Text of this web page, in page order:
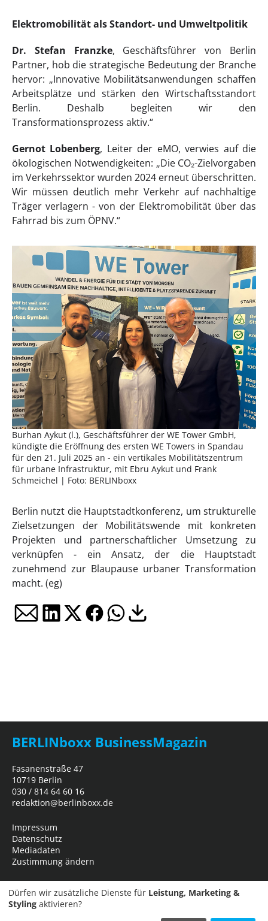
Elektromobilität als Standort- und Umweltpolitik
Dr. Stefan Franzke, Geschäftsführer von Berlin
Partner, hob die strategische Bedeutung der Branche
hervor: „Innovative Mobilitätsanwendungen schaffen
Arbeitsplätze und stärken den Wirtschaftsstandort
Berlin. Deshalb begleiten wir den
Transformationsprozess aktiv.“
Gernot Lobenberg, Leiter der eMO, verwies auf die
ökologischen Notwendigkeiten: „Die CO₂-Zielvorgaben
im Verkehrssektor wurden 2024 erneut überschritten.
Wir müssen deutlich mehr Verkehr auf nachhaltige
Träger verlagern - von der Elektromobilität über das
Fahrrad bis zum ÖPNV.“
Burhan Aykut (l.), Geschäftsführer der WE Tower GmbH,
kündigte die Eröffnung des ersten WE Towers in Spandau
für den 21. Juli 2025 an - ein vertikales Mobilitätszentrum
für urbane Infrastruktur, mit Ebru Aykut und Frank
Schmeichel | Foto: BERLINboxx
Berlin nutzt die Hauptstadtkonferenz, um strukturelle
Zielsetzungen der Mobilitätswende mit konkreten
Projekten und partnerschaftlicher Umsetzung zu
verknüpfen - ein Ansatz, der die Hauptstadt
zunehmend zur Blaupause urbaner Transformation
macht. (eg)
BERLINboxx BusinessMagazin
Fasanenstraße 47
10719 Berlin
030 / 814 64 60 16
redaktion@berlinboxx.de
Impressum
Datenschutz
Mediadaten
Zustimmung ändern
Dürfen wir zusätzliche Dienste für Leistung, Marketing &
Styling aktivieren?